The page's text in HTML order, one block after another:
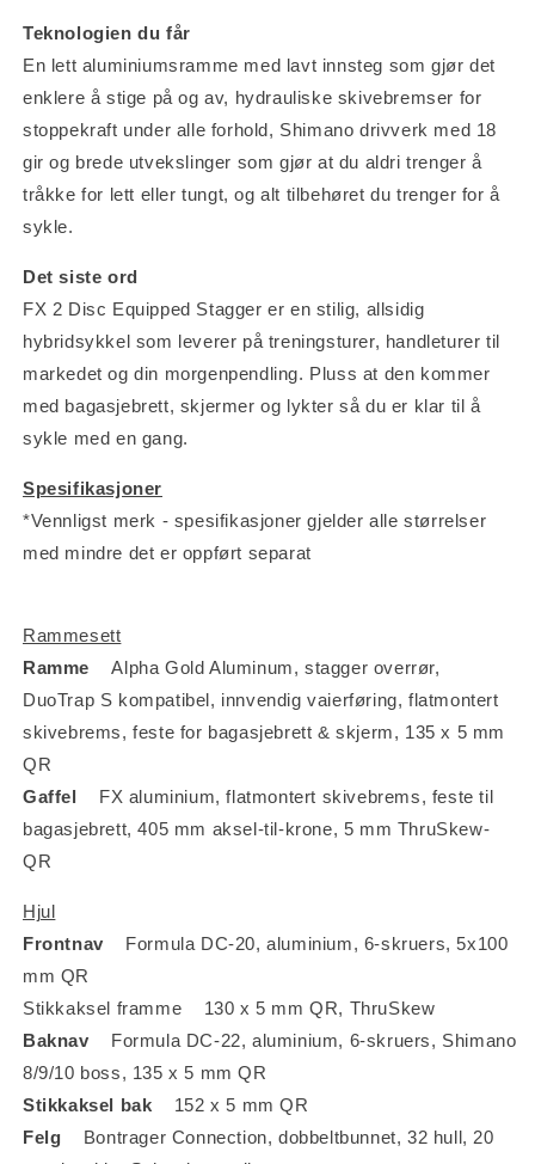
Teknologien du får
En lett aluminiumsramme med lavt innsteg som gjør det
enklere å stige på og av, hydrauliske skivebremser for
stoppekraft under alle forhold, Shimano drivverk med 18
gir og brede utvekslinger som gjør at du aldri trenger å
tråkke for lett eller tungt, og alt tilbehøret du trenger for å
sykle.
Det siste ord
FX 2 Disc Equipped Stagger er en stilig, allsidig
hybridsykkel som leverer på treningsturer, handleturer til
markedet og din morgenpendling. Pluss at den kommer
med bagasjebrett, skjermer og lykter så du er klar til å
sykle med en gang.
Spesifikasjoner
*Vennligst merk - spesifikasjoner gjelder alle størrelser
med mindre det er oppført separat
Rammesett
RammeAlpha Gold Aluminum, stagger overrør,
DuoTrap S kompatibel, innvendig vaierføring, flatmontert
skivebrems, feste for bagasjebrett & skjerm, 135 x 5 mm
QR
Gaffel FX aluminium, flatmontert skivebrems, feste til
bagasjebrett, 405 mm aksel-til-krone, 5 mm ThruSkew-
QR
Hjul
Frontnav Formula DC-20, aluminium, 6-skruers, 5x100
mm QR
Stikkaksel framme 130 x 5 mm QR, ThruSkew
Baknav Formula DC-22, aluminium, 6-skruers, Shimano
8/9/10 boss, 135 x 5 mm QR
Stikkaksel bak 152 x 5 mm QR
Felg Bontrager Connection, dobbeltbunnet, 32 hull, 20